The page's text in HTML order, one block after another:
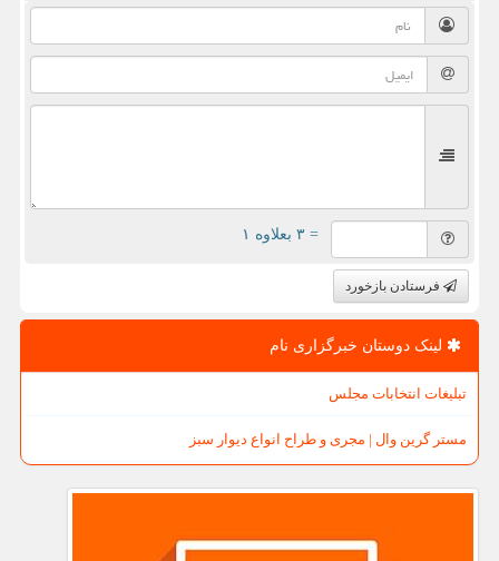
= ۳ بعلاوه ۱
فرستادن بازخورد
لینک دوستان خبرگزاری نام
تبلیغات انتخابات مجلس
مستر گرین وال | مجری و طراح انواع دیوار سبز